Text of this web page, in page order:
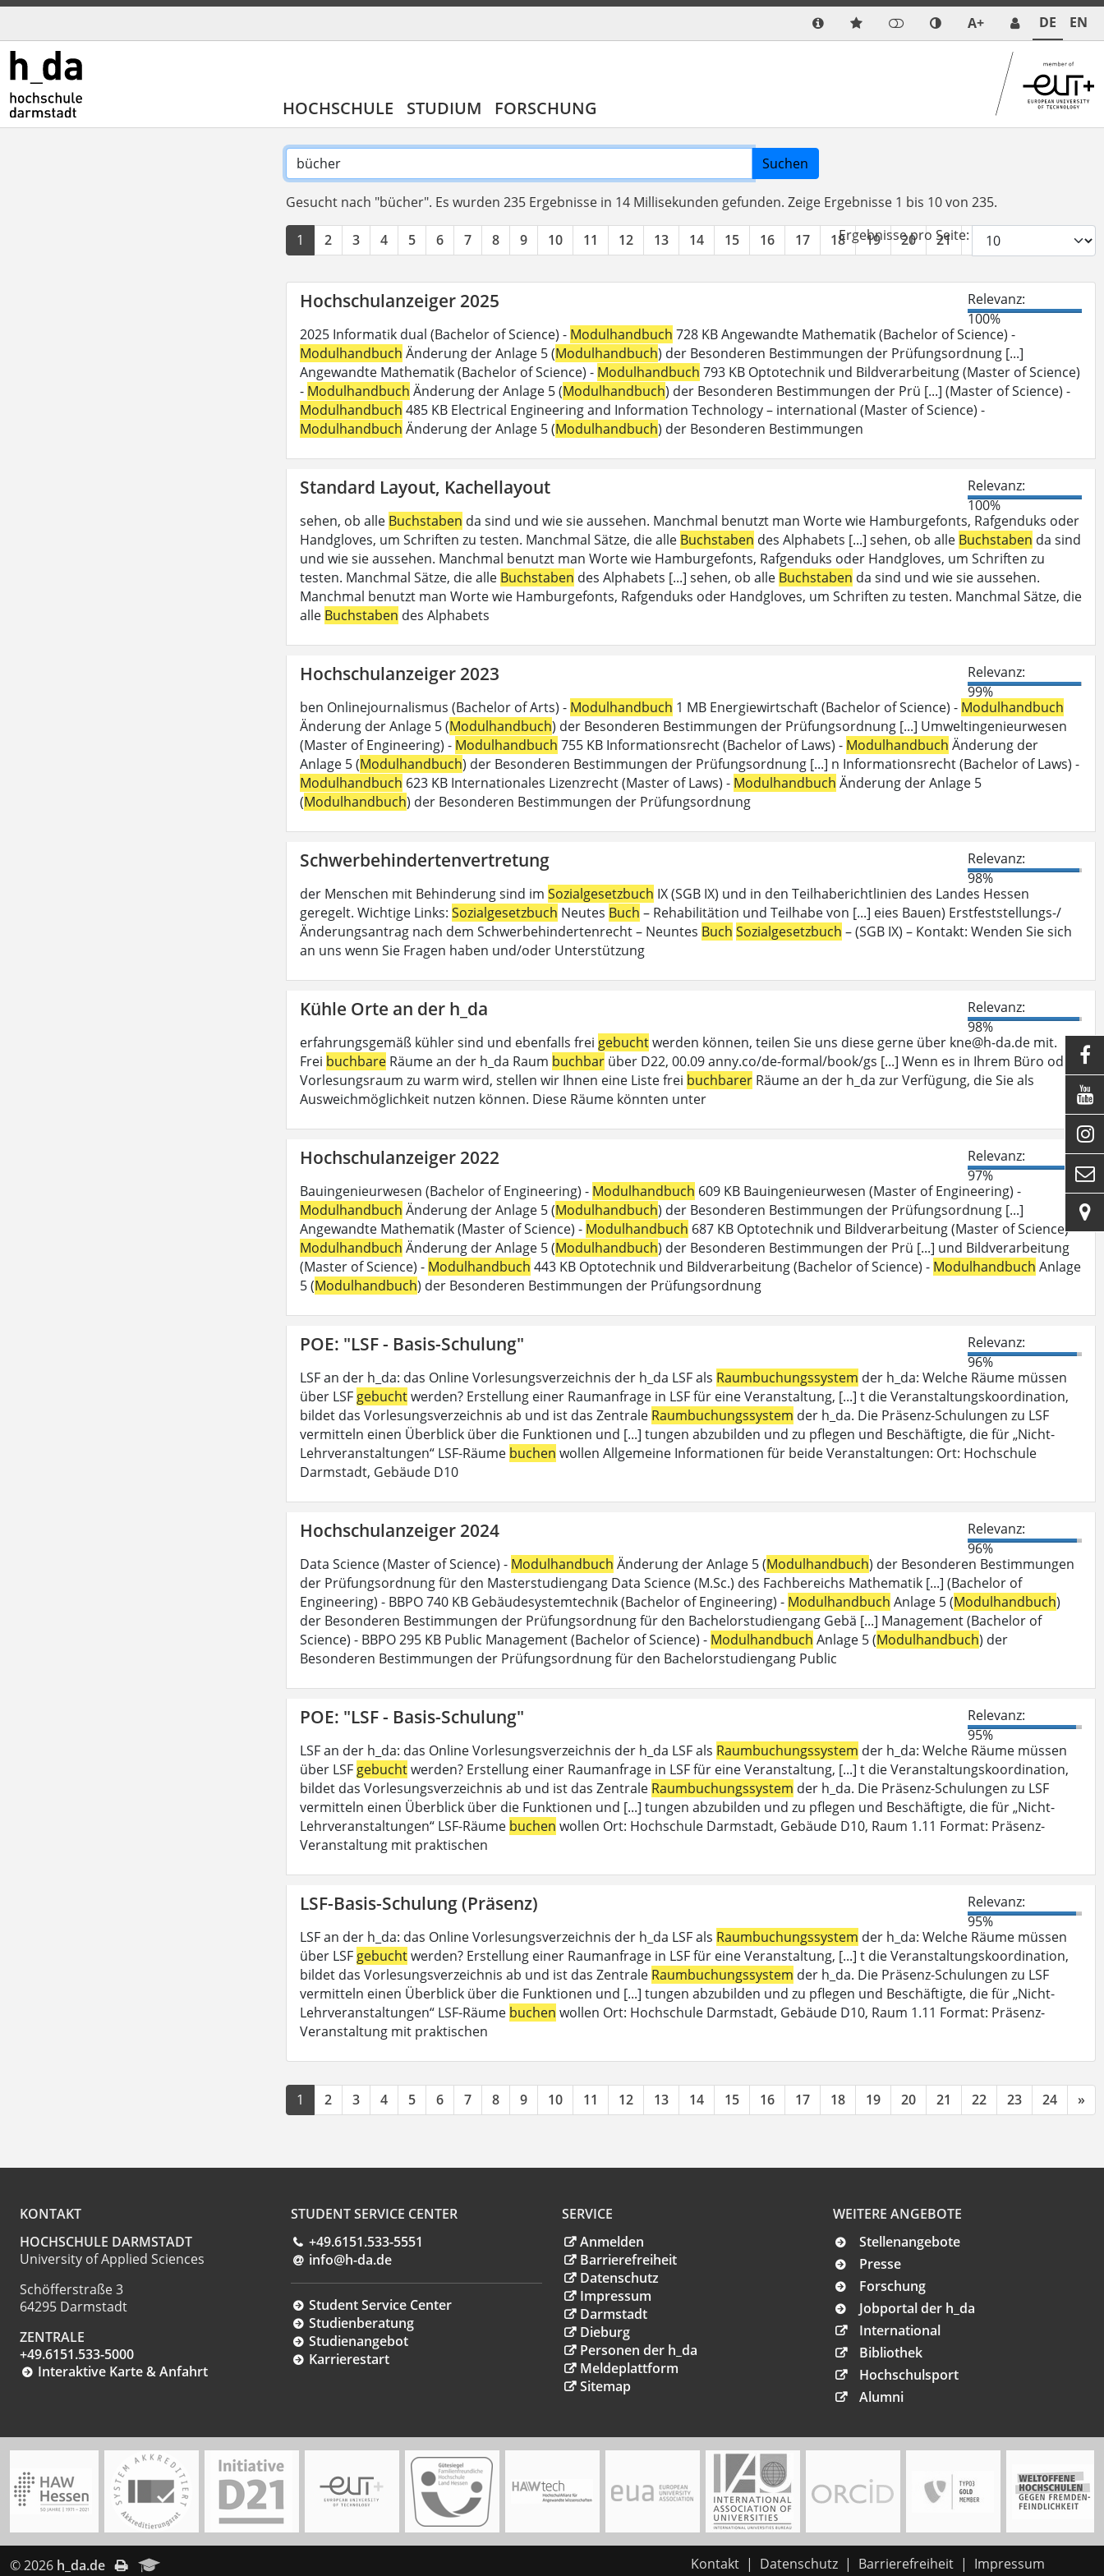
A+ DE EN
HOCHSCHULE STUDIUM FORSCHUNG
Suchen
Gesucht nach "bücher". Es wurden 235 Ergebnisse in 14 Millisekunden gefunden. Zeige Ergebnisse 1 bis 10 von 235.
1 2 3 4 5 6 7 8 9 10 11 12 13 14 15 16 17 18 19 20 21 »
Ergebnisse pro Seite:
Hochschulanzeiger 2025
Relevanz:
100%
2025 Informatik dual (Bachelor of Science) - Modulhandbuch 728 KB Angewandte Mathematik (Bachelor of Science) -
Modulhandbuch Änderung der Anlage 5 (Modulhandbuch) der Besonderen Bestimmungen der Prüfungsordnung [...]
Angewandte Mathematik (Bachelor of Science) - Modulhandbuch 793 KB Optotechnik und Bildverarbeitung (Master of Science)
- Modulhandbuch Änderung der Anlage 5 (Modulhandbuch) der Besonderen Bestimmungen der Prü [...] (Master of Science) -
Modulhandbuch 485 KB Electrical Engineering and Information Technology – international (Master of Science) -
Modulhandbuch Änderung der Anlage 5 (Modulhandbuch) der Besonderen Bestimmungen
Standard Layout, Kachellayout
Relevanz:
100%
sehen, ob alle Buchstaben da sind und wie sie aussehen. Manchmal benutzt man Worte wie Hamburgefonts, Rafgenduks oder
Handgloves, um Schriften zu testen. Manchmal Sätze, die alle Buchstaben des Alphabets [...] sehen, ob alle Buchstaben da sind
und wie sie aussehen. Manchmal benutzt man Worte wie Hamburgefonts, Rafgenduks oder Handgloves, um Schriften zu
testen. Manchmal Sätze, die alle Buchstaben des Alphabets [...] sehen, ob alle Buchstaben da sind und wie sie aussehen.
Manchmal benutzt man Worte wie Hamburgefonts, Rafgenduks oder Handgloves, um Schriften zu testen. Manchmal Sätze, die
alle Buchstaben des Alphabets
Hochschulanzeiger 2023
Relevanz:
99%
ben Onlinejournalismus (Bachelor of Arts) - Modulhandbuch 1 MB Energiewirtschaft (Bachelor of Science) - Modulhandbuch
Änderung der Anlage 5 (Modulhandbuch) der Besonderen Bestimmungen der Prüfungsordnung [...] Umweltingenieurwesen
(Master of Engineering) - Modulhandbuch 755 KB Informationsrecht (Bachelor of Laws) - Modulhandbuch Änderung der
Anlage 5 (Modulhandbuch) der Besonderen Bestimmungen der Prüfungsordnung [...] n Informationsrecht (Bachelor of Laws) -
Modulhandbuch 623 KB Internationales Lizenzrecht (Master of Laws) - Modulhandbuch Änderung der Anlage 5
(Modulhandbuch) der Besonderen Bestimmungen der Prüfungsordnung
Schwerbehindertenvertretung
Relevanz:
98%
der Menschen mit Behinderung sind im Sozialgesetzbuch IX (SGB IX) und in den Teilhaberichtlinien des Landes Hessen
geregelt. Wichtige Links: Sozialgesetzbuch Neutes Buch – Rehabilitätion und Teilhabe von [...] eies Bauen) Erstfeststellungs-/
Änderungsantrag nach dem Schwerbehindertenrecht – Neuntes Buch Sozialgesetzbuch – (SGB IX) – Kontakt: Wenden Sie sich
an uns wenn Sie Fragen haben und/oder Unterstützung
Kühle Orte an der h_da
Relevanz:
98%
erfahrungsgemäß kühler sind und ebenfalls frei gebuchtwerden können, teilen Sie uns diese gerne über kne@h-da.de mit.
Frei buchbare Räume an der h_da Raum buchbar über D22, 00.09 anny.co/de-formal/book/gs [...] Wenn es in Ihrem Büro oder
Vorlesungsraum zu warm wird, stellen wir Ihnen eine Liste frei buchbarer Räume an der h_da zur Verfügung, die Sie als
Ausweichmöglichkeit nutzen können. Diese Räume könnten unter
Hochschulanzeiger 2022
Relevanz:
97%
Bauingenieurwesen (Bachelor of Engineering) - Modulhandbuch 609 KB Bauingenieurwesen (Master of Engineering) -
Modulhandbuch Änderung der Anlage 5 (Modulhandbuch) der Besonderen Bestimmungen der Prüfungsordnung [...]
Angewandte Mathematik (Master of Science) - Modulhandbuch 687 KB Optotechnik und Bildverarbeitung (Master of Science) -
Modulhandbuch Änderung der Anlage 5 (Modulhandbuch) der Besonderen Bestimmungen der Prü [...] und Bildverarbeitung
(Master of Science) - Modulhandbuch 443 KB Optotechnik und Bildverarbeitung (Bachelor of Science) - Modulhandbuch Anlage
5 (Modulhandbuch) der Besonderen Bestimmungen der Prüfungsordnung
POE: "LSF - Basis-Schulung"
Relevanz:
96%
LSF an der h_da: das Online Vorlesungsverzeichnis der h_da LSF als Raumbuchungssystem der h_da: Welche Räume müssen
über LSF gebuchtwerden? Erstellung einer Raumanfrage in LSF für eine Veranstaltung, [...] t die Veranstaltungskoordination,
bildet das Vorlesungsverzeichnis ab und ist das Zentrale Raumbuchungssystem der h_da. Die Präsenz-Schulungen zu LSF
vermitteln einen Überblick über die Funktionen und [...] tungen abzubilden und zu pflegen und Beschäftigte, die für „Nicht-
Lehrveranstaltungen“ LSF-Räume buchen wollen Allgemeine Informationen für beide Veranstaltungen: Ort: Hochschule
Darmstadt, Gebäude D10
Hochschulanzeiger 2024
Relevanz:
96%
Data Science (Master of Science) - Modulhandbuch Änderung der Anlage 5 (Modulhandbuch) der Besonderen Bestimmungen
der Prüfungsordnung für den Masterstudiengang Data Science (M.Sc.) des Fachbereichs Mathematik [...] (Bachelor of
Engineering) - BBPO 740 KB Gebäudesystemtechnik (Bachelor of Engineering) - Modulhandbuch Anlage 5 (Modulhandbuch)
der Besonderen Bestimmungen der Prüfungsordnung für den Bachelorstudiengang Gebä [...] Management (Bachelor of
Science) - BBPO 295 KB Public Management (Bachelor of Science) - Modulhandbuch Anlage 5 (Modulhandbuch) der
Besonderen Bestimmungen der Prüfungsordnung für den Bachelorstudiengang Public
POE: "LSF - Basis-Schulung"
Relevanz:
95%
LSF an der h_da: das Online Vorlesungsverzeichnis der h_da LSF als Raumbuchungssystem der h_da: Welche Räume müssen
über LSF gebuchtwerden? Erstellung einer Raumanfrage in LSF für eine Veranstaltung, [...] t die Veranstaltungskoordination,
bildet das Vorlesungsverzeichnis ab und ist das Zentrale Raumbuchungssystem der h_da. Die Präsenz-Schulungen zu LSF
vermitteln einen Überblick über die Funktionen und [...] tungen abzubilden und zu pflegen und Beschäftigte, die für „Nicht-
Lehrveranstaltungen“ LSF-Räume buchen wollen Ort: Hochschule Darmstadt, Gebäude D10, Raum 1.11 Format: Präsenz-
Veranstaltung mit praktischen
LSF-Basis-Schulung (Präsenz)
Relevanz:
95%
LSF an der h_da: das Online Vorlesungsverzeichnis der h_da LSF als Raumbuchungssystem der h_da: Welche Räume müssen
über LSF gebuchtwerden? Erstellung einer Raumanfrage in LSF für eine Veranstaltung, [...] t die Veranstaltungskoordination,
bildet das Vorlesungsverzeichnis ab und ist das Zentrale Raumbuchungssystem der h_da. Die Präsenz-Schulungen zu LSF
vermitteln einen Überblick über die Funktionen und [...] tungen abzubilden und zu pflegen und Beschäftigte, die für „Nicht-
Lehrveranstaltungen“ LSF-Räume buchen wollen Ort: Hochschule Darmstadt, Gebäude D10, Raum 1.11 Format: Präsenz-
Veranstaltung mit praktischen
1 2 3 4 5 6 7 8 9 10 11 12 13 14 15 16 17 18 19 20 21 22 23 24 »
KONTAKT
HOCHSCHULE DARMSTADT
University of Applied Sciences
Schöfferstraße 3
64295 Darmstadt
ZENTRALE
+49.6151.533-5000
Interaktive Karte & Anfahrt
STUDENT SERVICE CENTER
+49.6151.533-5551
info@h-da.de
Student Service Center
Studienberatung
Studienangebot
Karrierestart
SERVICE
Anmelden
Barrierefreiheit
Datenschutz
Impressum
Darmstadt
Dieburg
Personen der h_da
Meldeplattform
Sitemap
WEITERE ANGEBOTE
Stellenangebote
Presse
Forschung
Jobportal der h_da
International
Bibliothek
Hochschulsport
Alumni
© 2026 h_da.de  Kontakt Datenschutz Barrierefreiheit Impressum




